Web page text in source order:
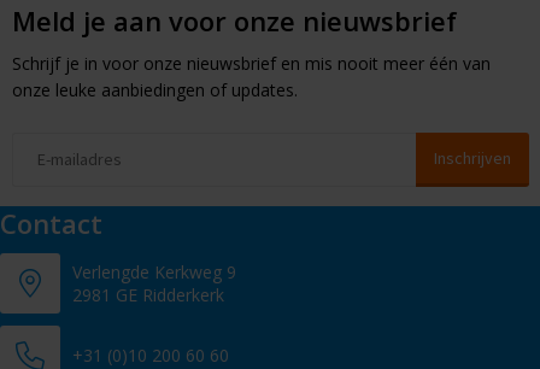
Meld je aan voor onze nieuwsbrief
Schrijf je in voor onze nieuwsbrief en mis nooit meer één van
onze leuke aanbiedingen of updates.
Contact
Verlengde Kerkweg 9
2981 GE Ridderkerk
+31 (0)10 200 60 60